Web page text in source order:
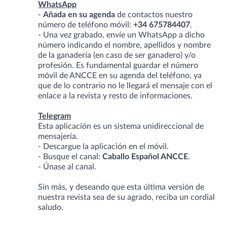
WhatsApp
- Añada en su agenda de contactos nuestro
número de teléfono móvil: +34 675784407.
- Una vez grabado, envíe un WhatsApp a dicho
número indicando el nombre, apellidos y nombre
de la ganadería (en caso de ser ganadero) y/o
profesión. Es fundamental guardar el número
móvil de ANCCE en su agenda del teléfono, ya
que de lo contrario no le llegará el mensaje con el
enlace a la revista y resto de informaciones.
Telegram
Esta aplicación es un sistema unidireccional de
mensajería.
- Descargue la aplicación en el móvil.
- Busque el canal: Caballo Español ANCCE.
- Únase al canal.
Sin más, y deseando que esta última versión de
nuestra revista sea de su agrado, reciba un cordial
saludo.